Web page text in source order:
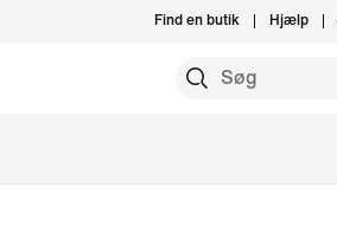
Find en butik Hjælp